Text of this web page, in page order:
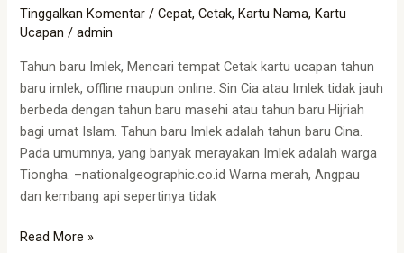
Tinggalkan Komentar /Cepat,Cetak,Kartu Nama,Kartu
Ucapan /admin
Tahun baru Imlek, Mencari tempat Cetak kartu ucapan tahun
baru imlek, offline maupun online. Sin Cia atau Imlek tidak jauh
berbeda dengan tahun baru masehi atau tahun baru Hijriah
bagi umat Islam. Tahun baru Imlek adalah tahun baru Cina.
Pada umumnya, yang banyak merayakan Imlek adalah warga
Tiongha. –nationalgeographic.co.id Warna merah, Angpau
dan kembang api sepertinya tidak
Read More »